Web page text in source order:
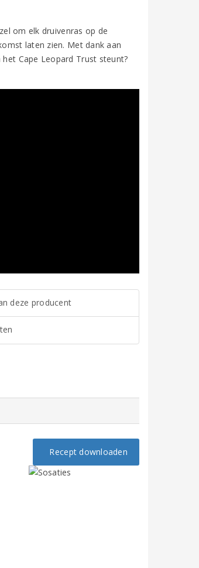
om elk druivenras op de
laten zien. Met dank aan
Cape Leopard Trust steunt?
deze producent
Recept downloaden